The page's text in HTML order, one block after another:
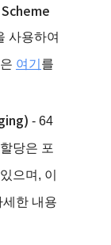
사용하여
여기 를
- 64
당은 포
으며, 이
한 내용